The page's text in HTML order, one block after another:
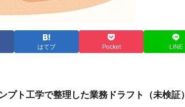
はてブ Pocket LINE
プト工学で整理した業務ドラフト（未検証）